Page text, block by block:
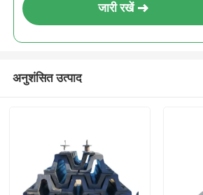
जारी रखें
अनुशंसित उत्पाद